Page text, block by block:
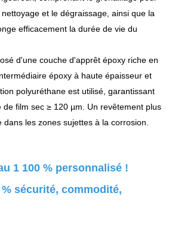
et le dégraissage, ainsi que la
efficacement la durée de vie du
d'une couche d'apprêt époxy riche en
époxy à haute épaisseur et
polyuréthane est utilisé, garantissant
de film sec ≥ 120 µm. Un revêtement plus
dans les zones sujettes à la corrosion.
1 100 % personnalisé !
sécurité, commodité,